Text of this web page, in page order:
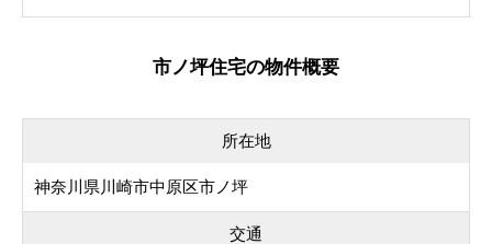
市ノ坪住宅の物件概要
所在地
神奈川県川崎市中原区市ノ坪
交通